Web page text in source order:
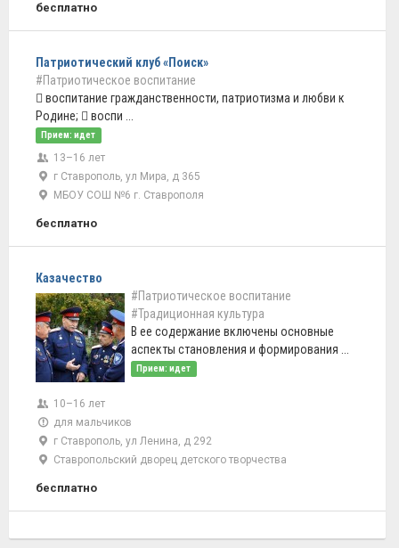
бесплатно
Патриотический клуб «Поиск»
#Патриотическое воспитание
 воспитание гражданственности, патриотизма и любви к
Родине;  воспи ...
Прием: идет
13–16 лет
г Ставрополь, ул Мира, д 365
МБОУ СОШ №6 г. Ставрополя
бесплатно
Казачество
#Патриотическое воспитание
#Традиционная культура
В ее содержание включены основные
аспекты становления и формирования ...
Прием: идет
10–16 лет
для мальчиков
г Ставрополь, ул Ленина, д 292
Ставропольский дворец детского творчества
бесплатно